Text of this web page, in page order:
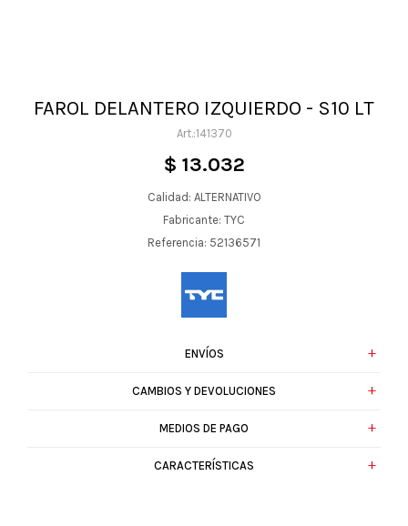
FAROL DELANTERO IZQUIERDO - S10 LT
141370
$ 13.032
Calidad: ALTERNATIVO
Fabricante: TYC
Referencia: 52136571
ENVÍOS
CAMBIOS Y DEVOLUCIONES
MEDIOS DE PAGO
CARACTERÍSTICAS